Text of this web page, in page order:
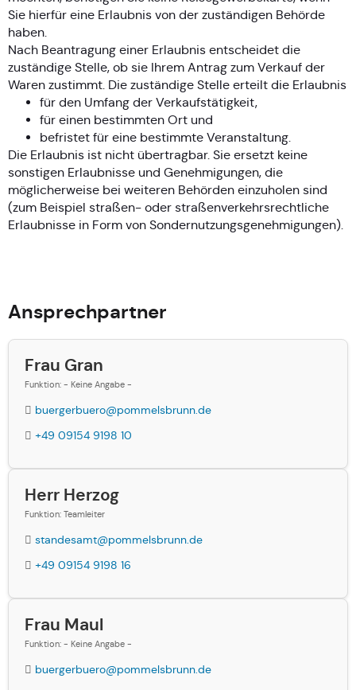
Sie hierfür eine Erlaubnis von der zuständigen Behörde
haben.
Nach Beantragung einer Erlaubnis entscheidet die
zuständige Stelle, ob sie Ihrem Antrag zum Verkauf der
Waren zustimmt. Die zuständige Stelle erteilt die Erlaubnis
für den Umfang der Verkaufstätigkeit,
für einen bestimmten Ort und
befristet für eine bestimmte Veranstaltung.
Die Erlaubnis ist nicht übertragbar. Sie ersetzt keine
sonstigen Erlaubnisse und Genehmigungen, die
möglicherweise bei weiteren Behörden einzuholen sind
(zum Beispiel straßen- oder straßenverkehrsrechtliche
Erlaubnisse in Form von Sondernutzungsgenehmigungen).
Ansprechpartner
Frau Gran
Funktion: - Keine Angabe -
buergerbuero@pommelsbrunn.de
+49 09154 9198 10
Herr Herzog
Funktion: Teamleiter
standesamt@pommelsbrunn.de
+49 09154 9198 16
Frau Maul
Funktion: - Keine Angabe -
buergerbuero@pommelsbrunn.de